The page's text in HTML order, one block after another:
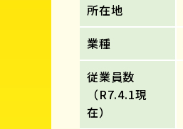
所在地
業種
従業員数
（R7.4.1現
在）